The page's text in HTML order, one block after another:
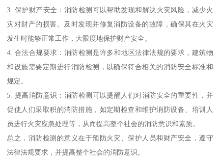
3. 保护财产安全：消防检测可以帮助发现和解决火灾风险，减少火
灾对财产的损害。及时发现并修复消防设备的故障，确保其在火灾
发生时能够正常工作，大限度地保护财产安全。
4. 合法合规要求：消防检测是许多和地区法律法规的要求，建筑物
和设施需要定期进行消防检测，以确保符合相关的消防安全标准和
规定。
5. 提高消防意识：消防检测可以提醒人们对消防安全的重要性，并
促使人们采取积的消防措施，如定期检查和维护消防设备、培训人
员进行火灾应急处理等，从而提高整个社会的消防意识和素质。
总之，消防检测的意义在于预防火灾、保护人员和财产安全，遵守
法律法规要求，并提高整个社会的消防意识。